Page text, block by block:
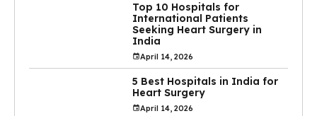
Top 10 Hospitals for
International Patients
Seeking Heart Surgery in
India
April 14, 2026
5 Best Hospitals in India for
Heart Surgery
April 14, 2026